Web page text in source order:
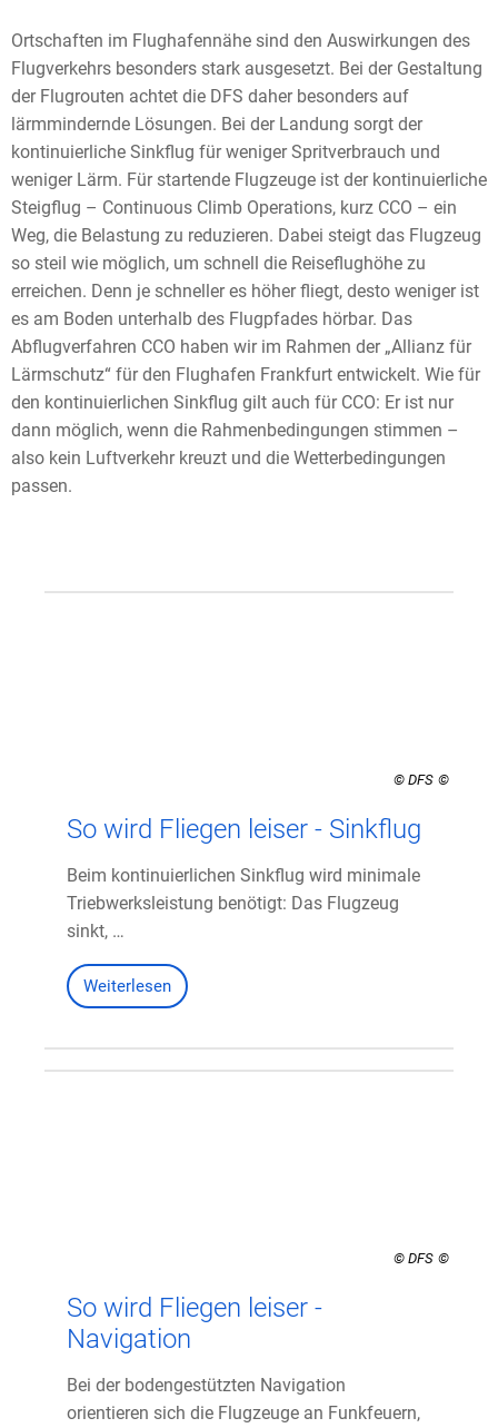
Ortschaften im Flughafennähe sind den Auswirkungen des
Flugverkehrs besonders stark ausgesetzt. Bei der Gestaltung
der Flugrouten achtet die DFS daher besonders auf
lärmmindernde Lösungen. Bei der Landung sorgt der
kontinuierliche Sinkflug für weniger Spritverbrauch und
weniger Lärm. Für startende Flugzeuge ist der kontinuierliche
Steigflug – Continuous Climb Operations, kurz CCO – ein
Weg, die Belastung zu reduzieren. Dabei steigt das Flugzeug
so steil wie möglich, um schnell die Reiseflughöhe zu
erreichen. Denn je schneller es höher fliegt, desto weniger ist
es am Boden unterhalb des Flugpfades hörbar. Das
Abflugverfahren CCO haben wir im Rahmen der „Allianz für
Lärmschutz“ für den Flughafen Frankfurt entwickelt. Wie für
den kontinuierlichen Sinkflug gilt auch für CCO: Er ist nur
dann möglich, wenn die Rahmenbedingungen stimmen –
also kein Luftverkehr kreuzt und die Wetterbedingungen
passen.
© DFS
So wird Fliegen leiser - Sinkflug
Beim kontinuierlichen Sinkflug wird minimale
Triebwerksleistung benötigt: Das Flugzeug
sinkt, …
Weiterlesen
© DFS
So wird Fliegen leiser -
Navigation
Bei der bodengestützten Navigation
orientieren sich die Flugzeuge an Funkfeuern,